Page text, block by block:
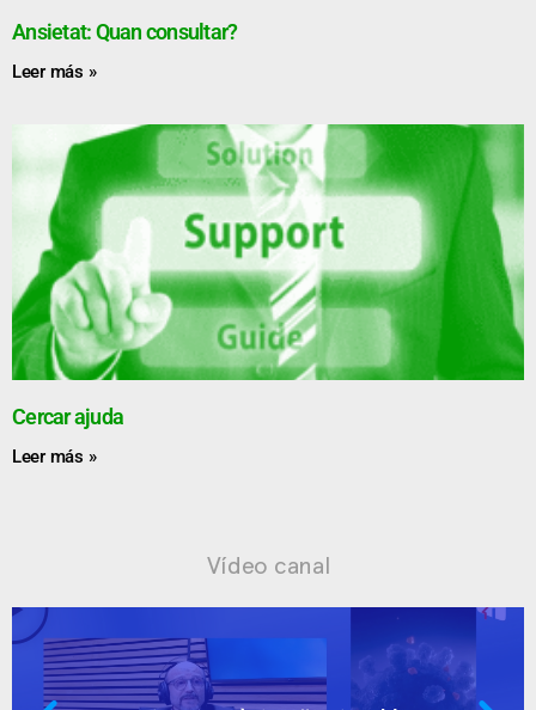
Ansietat: Quan consultar?
Leer más »
Cercar ajuda
Leer más »
Vídeo canal